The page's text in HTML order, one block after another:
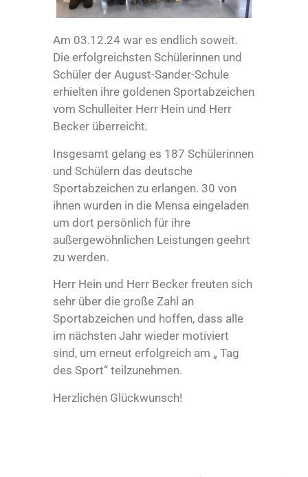
Am 03.12.24 war es endlich soweit.
Die erfolgreichsten Schülerinnen und
Schüler der August-Sander-Schule
erhielten ihre goldenen Sportabzeichen
vom Schulleiter Herr Hein und Herr
Becker überreicht.
Insgesamt gelang es 187 Schülerinnen
und Schülern das deutsche
Sportabzeichen zu erlangen. 30 von
ihnen wurden in die Mensa eingeladen
um dort persönlich für ihre
außergewöhnlichen Leistungen geehrt
zu werden.
Herr Hein und Herr Becker freuten sich
sehr über die große Zahl an
Sportabzeichen und hoffen, dass alle
im nächsten Jahr wieder motiviert
sind, um erneut erfolgreich am „ Tag
des Sport“ teilzunehmen.
Herzlichen Glückwunsch!